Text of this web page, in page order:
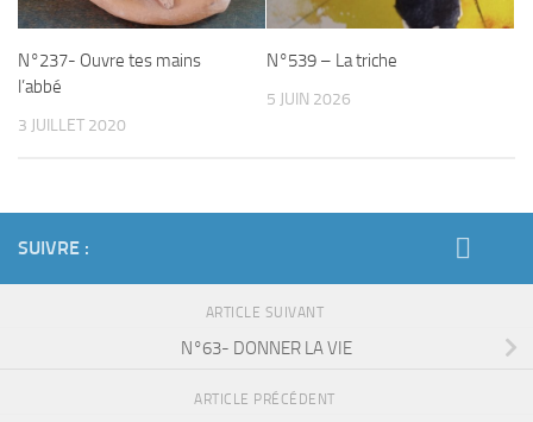
N°237- Ouvre tes mains
l’abbé
3 JUILLET 2020
N°539 – La triche
5 JUIN 2026
SUIVRE :
ARTICLE SUIVANT
N°63- DONNER LA VIE
ARTICLE PRÉCÉDENT